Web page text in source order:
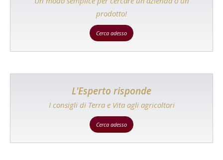
prodotto!
Cerca adesso
L'Esperto risponde
I consigli di Terra e Vita agli agricoltori
Cerca adesso